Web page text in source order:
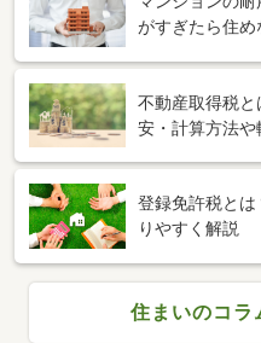
がすぎたら住め
不動産取得税と
安・計算方法
登録免許税と
りやすく解説
住まいのコラ